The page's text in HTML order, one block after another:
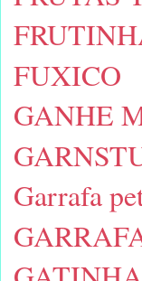
FUXICO
GANHE
Garrafa